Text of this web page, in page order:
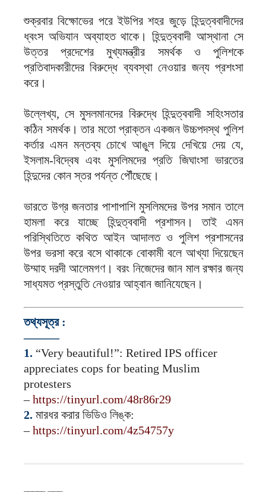
শুক্রবার বিক্ষোভের পরে ইউপির শহর জুড়ে হিন্দুত্ববাদীদের
ধ্বংস অভিযান অব্যাহত থাকে। হিন্দুত্ববাদী আস্থানা সে
উত্তর প্রদেশের মুখ্যমন্ত্রীর সমর্থক ও পুলিশকে
প্রতিবাদকারীদের বিরুদ্ধে ব্যবস্থা নেওয়ার জন্য প্রশংসা
করে।
উল্লেখ্য, সে মুসলমানদের বিরুদ্ধে হিন্দুত্ববাদী সহিংসতার
কঠিন সমর্থক। তার মতো প্রাক্তন একজন উচ্চপদস্থ পুলিশ
কর্তার এমন মন্তব্য চোখে আঙুল দিয়ে দেখিয়ে দেয় যে,
ইসলাম-বিদ্বেষ এবং মুসলিমদের প্রতি জিঘাংসা ভারতের
হিন্দুদের কোন স্তর পর্যন্ত পৌঁছেছে।
ভারতে উগ্র জনতার পাশাপাশি মুসলিমদের উপর সমান তালে
হামলা করে যাচ্ছে হিন্দুত্ববাদী প্রশাসন। তাই এমন
পরিস্থিতিতে কথিত আইন আদালত ও পুলিশ প্রশাসনের
উপর ভরসা করে বসে থাকাকে বোকামী বলে আখ্যা দিয়েছেন
উম্মাহ দরদী আলেমগণ। বরং নিজেদের জান মাল রক্ষার জন্য
সাধ্যমত প্রস্তুতি নেওয়ার আহ্বান জানিযেছেন।
তথ্যসূত্র :
———
1. “Very beautiful!”: Retired IPS officer
appreciates cops for beating Muslim
protesters
–https://tinyurl.com/48r86r29
2. মারধর করার ভিডিও লিঙ্ক:
–https://tinyurl.com/4z54757y